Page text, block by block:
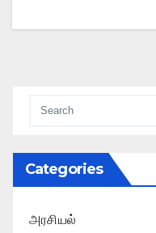
Categories
அரசியல்